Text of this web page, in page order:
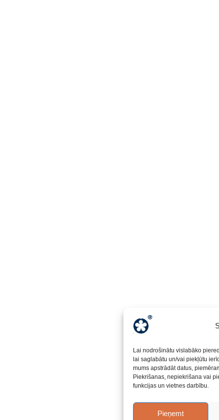
Lai nodrošinātu vislabāko
lai saglabātu un/vai piekļūtu
mums apstrādāt datus,
Piekrišanas, nepiekrišana vai
funkcijas un vietnes darbību.
Pieņemt